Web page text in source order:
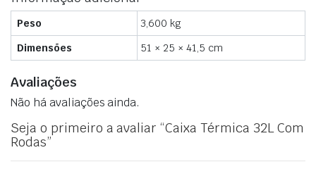
Peso
3,600 kg
Dimensões
51 × 25 × 41,5 cm
Avaliações
Não há avaliações ainda.
Seja o primeiro a avaliar “Caixa Térmica 32L Com
Rodas”